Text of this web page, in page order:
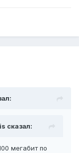
сказал:
мегабит по